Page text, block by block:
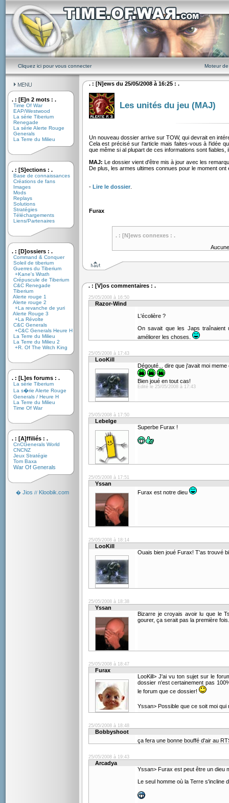
Cliquez ici pour vous connecter Moteur
. : [E]n 2 mots : .
Time Of War
EAP/Westwood
La série Tiberium
Renegade
La série Alerte Rouge
Generals
La Terre du Milieu
. : [S]ections : .
Base de connaissances
Créations de fans
Images
Mods
Replays
Solutions
Stratégies
Téléchargements
Liens/Partenaires
. : [D]ossiers : .
Command & Conquer
Soleil de tiberium
Guerres du Tiberium
+Kane's Wrath
Crépuscule de Tiberium
C&C Renegade
Tiberium
Alerte rouge 1
Alerte rouge 2
+La revanche de yuri
Alerte Rouge 3
+La Révolte
C&C Generals
+C&C Generals Heure H
La Terre du Milieu
La Terre du Milieu 2
+R. Of The Witch King
. : [L]es forums : .
La série Tiberium
La s�rie Alerte Rouge
Generals / Heure H
La Terre du Milieu
Time Of War
. : [A]ffiliés : .
CnCGenerals World
CNCNZ
Jeux Stratégie
Tom Baxa
War Of Generals
� Jios // Kloobik.com
. : [N]ews du 25/05/2008 à 16:25 : .
Les unités du jeu (MAJ)
Un nouveau dossier arrive sur TOW, qui devrait en
Cela est précisé sur l'article mais faites-vous à l'idée
que même si al plupart de ces informations sont
MAJ: Le dossier vient d'être mis à jour avec les
De plus, les armes ultimes connues pour le moment ont
- Lire le dossier.
Furax
. : [N]ews connexes : .
. : [V]os commentaires : .
25/05/2008 à 16:50
Razor-Wind
L'écolière ?
On savait que les Japs traînaient
améliorer les choses.
25/05/2008 à 17:43
LooKill
Dégouté... dire que j'avait moi
Bien joué en tout cas!
Edité le 25/05/2008 à 17:43
25/05/2008 à 17:50
Lebelge
Superbe Furax !
25/05/2008 à 17:51
Yssan
Furax est notre dieu
25/05/2008 à 18:14
LooKill
Ouais bien joué Furax! T'as trouvé
25/05/2008 à 18:38
Yssan
Bizarre je croyais avoir lu que le
gourer, ça serait pas la première fois.
25/05/2008 à 18:47
Furax
LooKill> J'ai vu ton sujet sur le
dossier n'est certainement pas
le forum que ce dossier!
Yssan> Possible que ce soit moi
25/05/2008 à 18:48
Bobbyshoot
ça fera une bonne bouffé d'air au
25/05/2008 à 19:43
Arcadya
Yssan> Furax est peut être un dieu
Le seul homme où la Terre s'incline